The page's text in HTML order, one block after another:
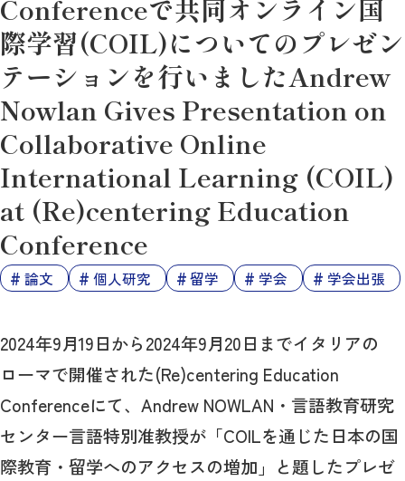
Conferenceで共同オンライン国
際学習(COIL)についてのプレゼン
テーションを行いましたAndrew
Nowlan Gives Presentation on
Collaborative Online
International Learning (COIL)
at (Re)centering Education
Conference
論文 個人研究 留学 学会 学会出張
2024年9月19日から2024年9月20日までイタリアの
ローマで開催された(Re)centering Education
Conferenceにて、Andrew NOWLAN・言語教育研究
センター言語特別准教授が「COILを通じた日本の国
際教育・留学へのアクセスの増加」と題したプレゼ